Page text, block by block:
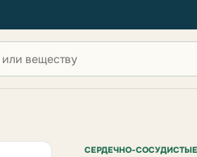
СЕРДЕЧНО-